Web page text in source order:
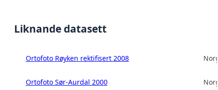
Liknande datasett
Ortofoto Røyken rektifisert 2008
Ortofoto Sør-Aurdal 2000